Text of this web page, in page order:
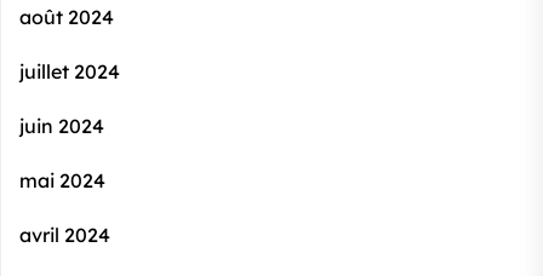
août 2024
juillet 2024
juin 2024
mai 2024
avril 2024